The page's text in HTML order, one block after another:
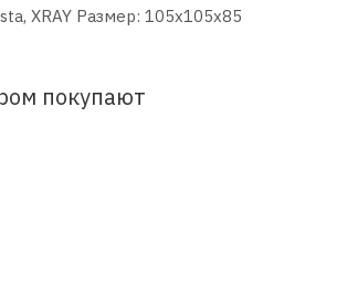
XRAY Размер: 105x105x85
покупают